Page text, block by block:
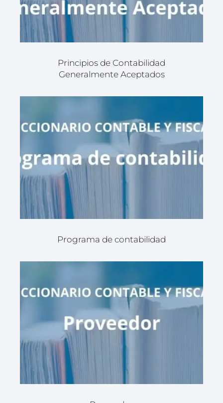
Principios de Contabilidad
Generalmente Aceptados
Programa de contabilidad